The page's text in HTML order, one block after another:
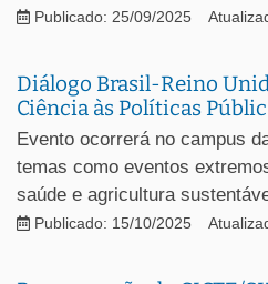
Publicado: 25/09/2025
Diálogo Brasil-Reino
Ciência às Políticas
Evento ocorrerá no campus
temas como eventos
saúde e agricultura
Publicado: 15/10/2025